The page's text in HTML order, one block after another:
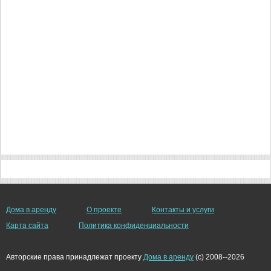
Дома в аренду О проекте
Контакты и услуги
Карта сайта
Политика конфиденциальности
Авторские права принадлежат проекту Дома в аренду (c) 2008--2026